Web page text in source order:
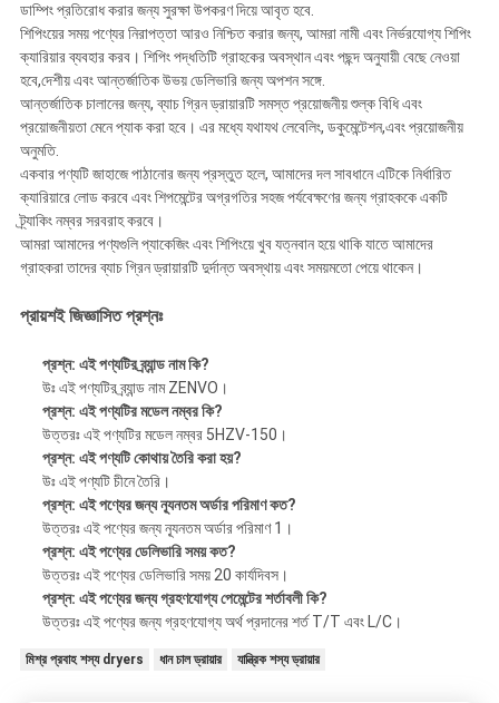
ডাম্পিং প্রতিরোধ করার জন্য সুরক্ষা উপকরণ দিয়ে আবৃত হবে.
শিপিংয়ের সময় পণ্যের নিরাপত্তা আরও নিশ্চিত করার জন্য, আমরা নামী এবং নির্ভরযোগ্য শিপিং
ক্যারিয়ার ব্যবহার করব। শিপিং পদ্ধতিটি গ্রাহকের অবস্থান এবং পছন্দ অনুযায়ী বেছে নেওয়া
হবে,দেশীয় এবং আন্তর্জাতিক উভয় ডেলিভারি জন্য অপশন সঙ্গে.
আন্তর্জাতিক চালানের জন্য, ব্যাচ গ্রিন ড্রায়ারটি সমস্ত প্রয়োজনীয় শুল্ক বিধি এবং
প্রয়োজনীয়তা মেনে প্যাক করা হবে। এর মধ্যে যথাযথ লেবেলিং, ডকুমেন্টেশন,এবং প্রয়োজনীয়
অনুমতি.
একবার পণ্যটি জাহাজে পাঠানোর জন্য প্রস্তুত হলে, আমাদের দল সাবধানে এটিকে নির্ধারিত
ক্যারিয়ারে লোড করবে এবং শিপমেন্টের অগ্রগতির সহজ পর্যবেক্ষণের জন্য গ্রাহককে একটি
ট্র্যাকিং নম্বর সরবরাহ করবে।
আমরা আমাদের পণ্যগুলি প্যাকেজিং এবং শিপিংয়ে খুব যত্নবান হয়ে থাকি যাতে আমাদের
গ্রাহকরা তাদের ব্যাচ গ্রিন ড্রায়ারটি দুর্দান্ত অবস্থায় এবং সময়মতো পেয়ে থাকেন।
প্রায়শই জিজ্ঞাসিত প্রশ্নঃ
প্রশ্ন: এই পণ্যটির ব্র্যান্ড নাম কি?
উঃ এই পণ্যটির ব্র্যান্ড নাম ZENVO।
প্রশ্ন: এই পণ্যটির মডেল নম্বর কি?
উত্তরঃ এই পণ্যটির মডেল নম্বর 5HZV-150।
প্রশ্ন: এই পণ্যটি কোথায় তৈরি করা হয়?
উঃ এই পণ্যটি চীনে তৈরি।
প্রশ্ন: এই পণ্যের জন্য ন্যূনতম অর্ডার পরিমাণ কত?
উত্তরঃ এই পণ্যের জন্য ন্যূনতম অর্ডার পরিমাণ 1।
প্রশ্ন: এই পণ্যের ডেলিভারি সময় কত?
উত্তরঃ এই পণ্যের ডেলিভারি সময় 20 কার্যদিবস।
প্রশ্ন: এই পণ্যের জন্য গ্রহণযোগ্য পেমেন্টের শর্তাবলী কি?
উত্তরঃ এই পণ্যের জন্য গ্রহণযোগ্য অর্থ প্রদানের শর্ত T/T এবং L/C।
মিশ্র প্রবাহ শস্য dryers ধান চাল ড্রায়ার যান্ত্রিক শস্য ড্রায়ার